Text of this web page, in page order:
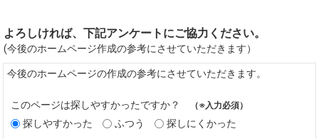
よろしければ、下記アンケートにご協力ください。
(今後のホームページ作成の参考にさせていただきます）
今後のホームページの作成の参考にさせていただきます。
このページは探しやすかったですか？ （※入力必須）
探しやすかった ふつう 探しにくかった